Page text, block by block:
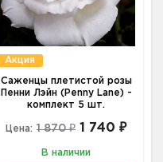
Акция
Саженцы плетистой розы
Пенни Лэйн (Penny Lane) -
комплект 5 шт.
Цена: 1 870 ₽ 1 740 ₽
В наличии